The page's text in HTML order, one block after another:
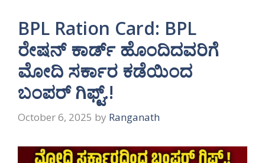
BPL Ration Card: BPL
ರೇಷನ್ ಕಾರ್ಡ್ ಹೊಂದಿದವರಿಗೆ
ಮೋದಿ ಸರ್ಕಾರ ಕಡೆಯಿಂದ
ಬಂಪರ್ ಗಿಫ್ಟ್.!
October 6, 2025 by Ranganath